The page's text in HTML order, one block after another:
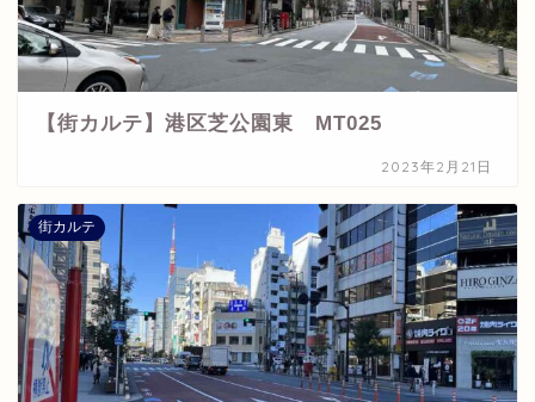
【街カルテ】港区芝公園東 MT025
2023年2月21日
街カルテ